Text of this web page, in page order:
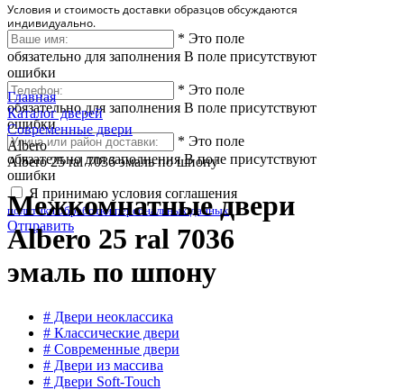
Условия и стоимость доставки образцов обсуждаются
индивидуально.
* Это поле
обязательно для заполнения В поле присутствуют
ошибки
* Это поле
обязательно для заполнения В поле присутствуют
ошибки
* Это поле
обязательно для заполнения В поле присутствуют
ошибки
Я принимаю условия соглашения
политики обработки персональных данных
Отправить
Главная
Каталог дверей
Современные двери
Albero
Albero 25 ral 7036 эмаль по шпону
Межкомнатные двери
Albero 25 ral 7036
эмаль по шпону
# Двери неоклассика
# Классические двери
# Современные двери
# Двери из массива
# Двери Soft-Touch